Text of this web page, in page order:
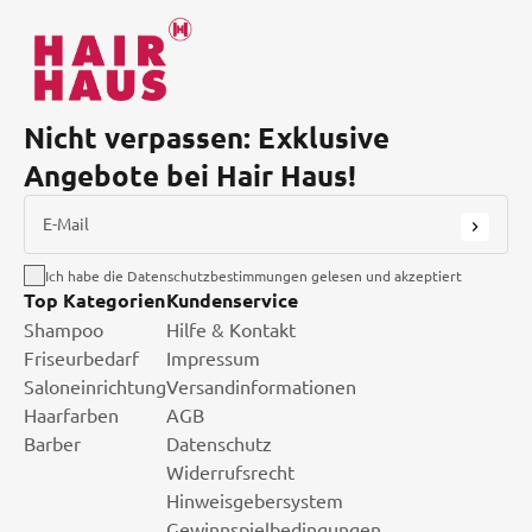
Nicht verpassen: Exklusive
Angebote bei Hair Haus!
E-Mail
Ich habe die Datenschutzbestimmungen gelesen und akzeptiert
Top Kategorien
Shampoo
Friseurbedarf
Saloneinrichtung
Haarfarben
Barber
Kundenservice
Hilfe & Kontakt
Impressum
Versandinformationen
AGB
Datenschutz
Widerrufsrecht
Hinweisgebersystem